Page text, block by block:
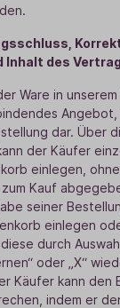
Inhalt des
Ware in
Angebot,
dar. Über
der Käufer
einlegen,
Kauf
seiner
einlegen
durch
oder „X“
Käufer kann den
indem er